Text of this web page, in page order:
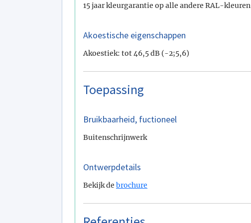
15 jaar kleurgarantie op alle andere RAL-kleuren
Akoestische eigenschappen
Akoestiek: tot 46,5 dB (-2;5,6)
Toepassing
Bruikbaarheid, fuctioneel
Buitenschrijnwerk
Ontwerpdetails
Bekijk de brochure